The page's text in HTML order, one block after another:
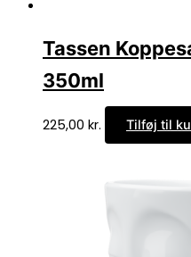
Tassen
350ml
225,00 kr. Tilføj til